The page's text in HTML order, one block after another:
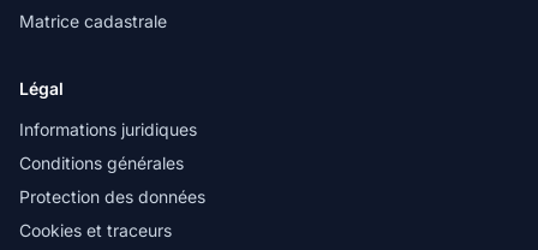
Matrice cadastrale
Légal
Informations juridiques
Conditions générales
Protection des données
Cookies et traceurs